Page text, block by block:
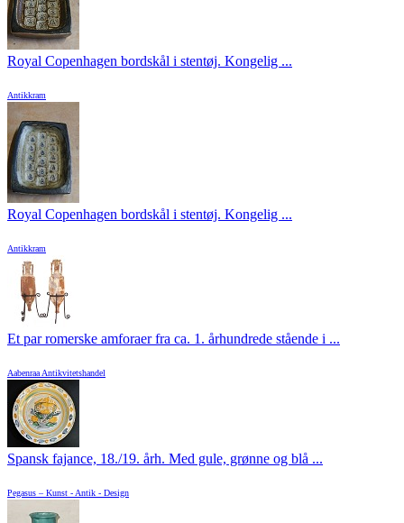
Royal Copenhagen bordskål i stentøj. Kongelig ...
Antikkram
Royal Copenhagen bordskål i stentøj. Kongelig ...
Antikkram
Et par romerske amforaer fra ca. 1. århundrede stående i ...
Aabenraa Antikvitetshandel
Spansk fajance, 18./19. årh. Med gule, grønne og blå ...
Pegasus – Kunst - Antik - Design